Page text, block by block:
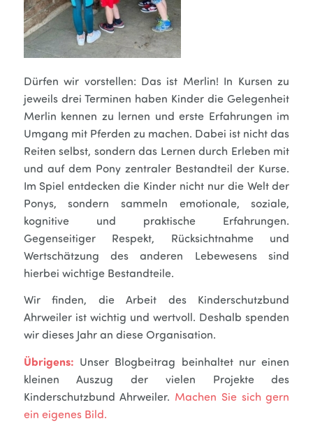
Dürfen wir vorstellen: Das ist Merlin! In Kursen zu
jeweils drei Terminen haben Kinder die Gelegenheit
Merlin kennen zu lernen und erste Erfahrungen im
Umgang mit Pferden zu machen. Dabei ist nicht das
Reiten selbst, sondern das Lernen durch Erleben mit
und auf dem Pony zentraler Bestandteil der Kurse.
Im Spiel entdecken die Kinder nicht nur die Welt der
Ponys, sondern sammeln emotionale, soziale,
kognitive und praktische Erfahrungen.
Gegenseitiger Respekt, Rücksichtnahme und
Wertschätzung des anderen Lebewesens sind
hierbei wichtige Bestandteile.
Wir finden, die Arbeit des Kinderschutzbund
Ahrweiler ist wichtig und wertvoll. Deshalb spenden
wir dieses Jahr an diese Organisation.
Übrigens: Unser Blogbeitrag beinhaltet nur einen
kleinen Auszug der vielen Projekte des
Kinderschutzbund Ahrweiler. Machen Sie sich gern
ein eigenes Bild.